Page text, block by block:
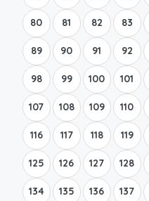
80 81 82 83
89 90 91 92
98 99 100 101
107 108 109 110
116 117 118 119
125 126 127 128
134 135 136 137